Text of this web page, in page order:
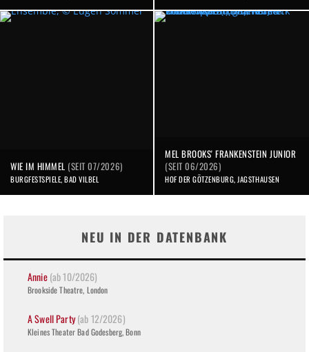
WIE IM HIMMEL (SEIT 07/2026)
BURGFESTSPIELE, BAD VILBEL
MEL BROOKS' FRANKENSTEIN JUNIOR
(SEIT 06/2026)
HOF DER GÖTZENBURG, JAGSTHAUSEN
NEU IN DER DATENBANK
Annie(ab 10/2026)
Brookside Theatre, London
A Swell Party(ab 12/2026)
Kleines Theater Bad Godesberg, Bonn